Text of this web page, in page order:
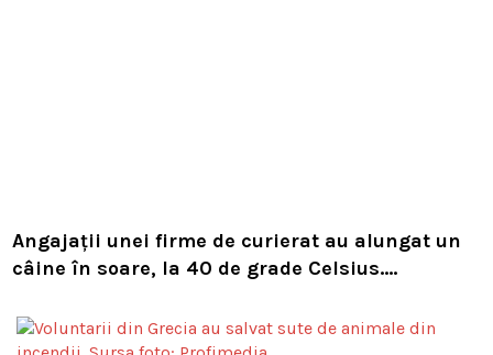
Angajații unei firme de curierat au alungat un
câine în soare, la 40 de grade Celsius.